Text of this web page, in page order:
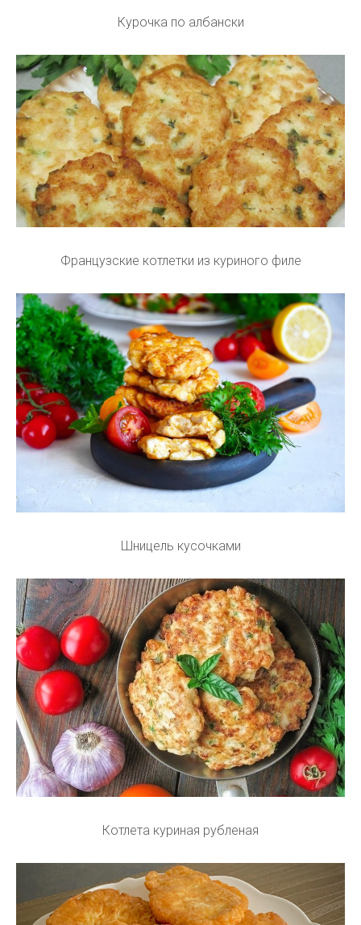
Курочка по албански
Французские котлетки из куриного филе
Шницель кусочками
Котлета куриная рубленая